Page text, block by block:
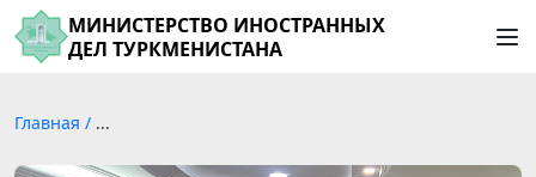
МИНИСТЕРСТВО ИНОСТРАННЫХ
ДЕЛ ТУРКМЕНИСТАНА
Главная / ...